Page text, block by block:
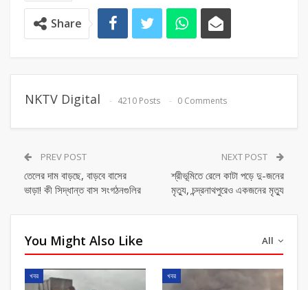
Share
NKTV Digital 4210 Posts 0 Comments
PREV POST
তেলের দাম বাড়ছে, বাড়বে বাসের
ভাড়া! কী সিদ্ধান্ত বাস সংগঠনগুলির
NEXT POST
শ্রীভূমিতে রেলে কাটা পড়ে দু-জনের
মৃত্যু, চন্দ্রনাথপুরেও একজনের মৃত্যু
All
You Might Also Like
খবর খবর